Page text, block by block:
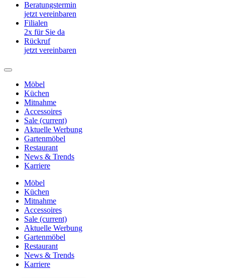
Beratungstermin
jetzt vereinbaren
Filialen
2x für Sie da
Rückruf
jetzt vereinbaren
Möbel
Küchen
Mitnahme
Accessoires
Sale (current)
Aktuelle Werbung
Gartenmöbel
Restaurant
News & Trends
Karriere
Möbel
Küchen
Mitnahme
Accessoires
Sale (current)
Aktuelle Werbung
Gartenmöbel
Restaurant
News & Trends
Karriere